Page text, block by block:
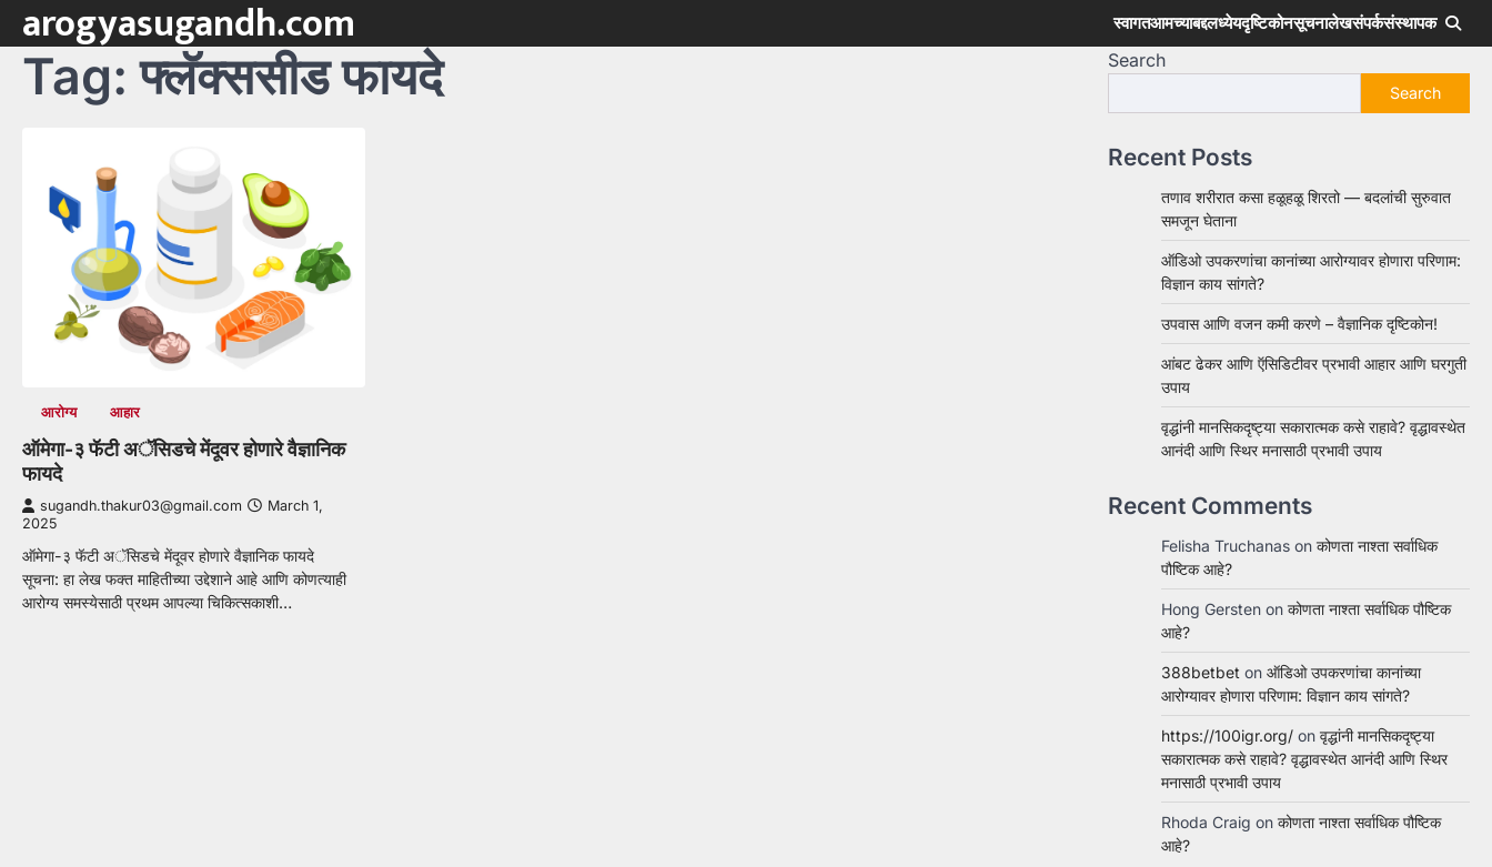
Skip
content
arogyasugandh.com स्वागतआमच्याबद्दलध्येयदृष्टिकोनसूचनालेखसंपर्कसंस्थापक
Tag:फ्लॅक्ससीड फायदे
आरोग्य आहार
ऑमेगा-३ फॅटी अॅसिडचे मेंदूवर होणारे वैज्ञानिक
फायदे
sugandh.thakur03@gmail.com
March 1,
2025
ऑमेगा-३ फॅटी अॅसिडचे मेंदूवर होणारे वैज्ञानिक फायदे
सूचना: हा लेख फक्त माहितीच्या उद्देशाने आहे आणि कोणत्याही
आरोग्य समस्येसाठी प्रथम आपल्या चिकित्सकाशी…
Search
Search
Recent Posts
तणाव शरीरात कसा हळूहळू शिरतो — बदलांची सुरुवात
समजून घेताना
ऑडिओ उपकरणांचा कानांच्या आरोग्यावर होणारा परिणाम:
विज्ञान काय सांगते?
उपवास आणि वजन कमी करणे – वैज्ञानिक दृष्टिकोन!
आंबट ढेकर आणि ऍसिडिटीवर प्रभावी आहार आणि घरगुती
उपाय
वृद्धांनी मानसिकदृष्ट्या सकारात्मक कसे राहावे? वृद्धावस्थेत
आनंदी आणि स्थिर मनासाठी प्रभावी उपाय
Recent Comments
Felisha Truchanas on कोणता नाश्ता सर्वाधिक
पौष्टिक आहे?
Hong Gersten on कोणता नाश्ता सर्वाधिक पौष्टिक
आहे?
388betbet on ऑडिओ उपकरणांचा कानांच्या
आरोग्यावर होणारा परिणाम: विज्ञान काय सांगते?
https://100igr.org/ on वृद्धांनी मानसिकदृष्ट्या
सकारात्मक कसे राहावे? वृद्धावस्थेत आनंदी आणि स्थिर
मनासाठी प्रभावी उपाय
Rhoda Craig on कोणता नाश्ता सर्वाधिक पौष्टिक
आहे?